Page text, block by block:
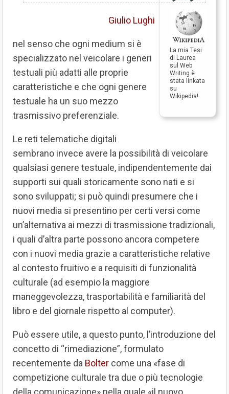
La mia Tesi
di Laurea
sul Web
Writing è
stata linkata
su
Wikipedia!
Giulio Lughi
nel senso che ogni medium si è
specializzato nel veicolare i generi
testuali più adatti alle proprie
caratteristiche e che ogni genere
testuale ha un suo mezzo
trasmissivo preferenziale.
Le reti telematiche digitali
sembrano invece avere la possibilità di veicolare
qualsiasi genere testuale, indipendentemente dai
supporti sui quali storicamente sono nati e si
sono sviluppati; si può quindi presumere che i
nuovi media si presentino per certi versi come
un’alternativa ai mezzi di trasmissione tradizionali,
i quali d’altra parte possono ancora competere
con i nuovi media grazie a caratteristiche relative
al contesto fruitivo e a requisiti di funzionalità
culturale (ad esempio la maggiore
maneggevolezza, trasportabilità e familiarità del
libro e del giornale rispetto al computer).
Può essere utile, a questo punto, l’introduzione del
concetto di “rimediazione”, formulato
recentemente da Bolter come una «fase di
competizione culturale tra due o più tecnologie
della comunicazione» nella quale «il nuovo